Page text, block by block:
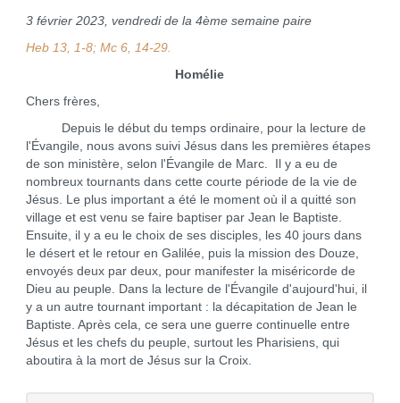
3 février 2023, vendredi de la 4ème semaine paire
Heb 13, 1-8; Mc 6, 14-29.
Homélie
Chers frères,
Depuis le début du temps ordinaire, pour la lecture de
l'Évangile, nous avons suivi Jésus dans les premières étapes
de son ministère, selon l'Évangile de Marc. Il y a eu de
nombreux tournants dans cette courte période de la vie de
Jésus. Le plus important a été le moment où il a quitté son
village et est venu se faire baptiser par Jean le Baptiste.
Ensuite, il y a eu le choix de ses disciples, les 40 jours dans
le désert et le retour en Galilée, puis la mission des Douze,
envoyés deux par deux, pour manifester la miséricorde de
Dieu au peuple. Dans la lecture de l'Évangile d'aujourd'hui, il
y a un autre tournant important : la décapitation de Jean le
Baptiste. Après cela, ce sera une guerre continuelle entre
Jésus et les chefs du peuple, surtout les Pharisiens, qui
aboutira à la mort de Jésus sur la Croix.